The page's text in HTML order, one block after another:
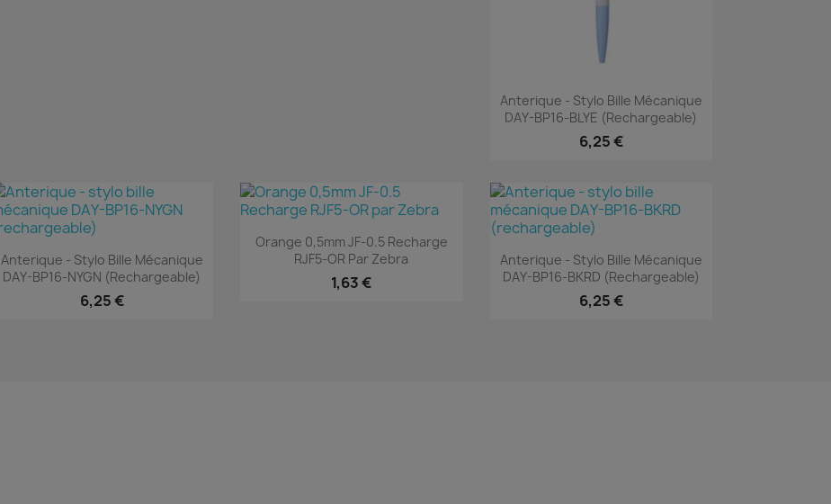
Aperçu rapide
Anterique - Stylo Bille Mécanique
DAY-BP16-BLYE (rechargeable)
6,25 €
Aperçu rapide
Anterique - Stylo Bille Mécanique
DAY-BP16-NYGN (rechargeable)
6,25 €
Aperçu rapide
Orange 0,5mm JF-0.5 Recharge
RJF5-OR Par Zebra
1,63 €
Aperçu rapide
Anterique - Stylo Bille Mécanique
DAY-BP16-BKRD (rechargeable)
6,25 €